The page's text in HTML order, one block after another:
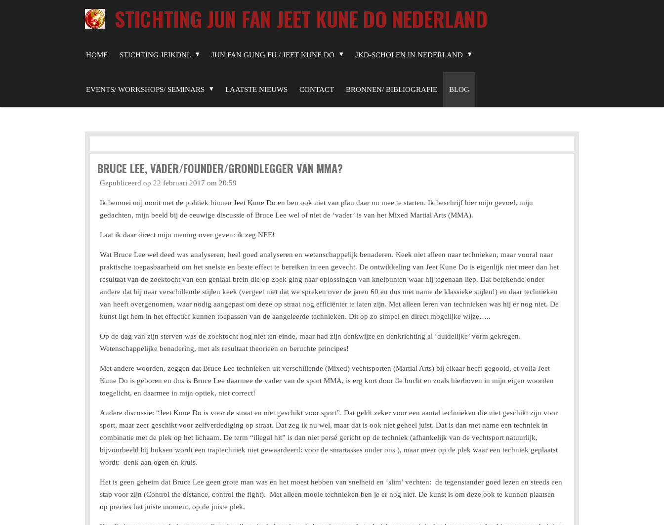
STICHTING JUN FAN JEET KUNE DO NEDERLAND
HOME STICHTING JFJKDNL JUN FAN GUNG FU / JEET KUNE DO JKD-SCHOLEN IN NEDERLAND
EVENTS/ WORKSHOPS/ SEMINARS LAATSTE NIEUWS CONTACT BRONNEN/ BIBLIOGRAFIE BLOG
BRUCE LEE, VADER/FOUNDER/GRONDLEGGER VAN MMA?
Gepubliceerd op 22 februari 2017 om 20:59
Ik bemoei mij nooit met de politiek binnen Jeet Kune Do en ben ook niet van plan daar nu mee te starten. Ik beschrijf hier mijn gevoel, mijn
gedachten, mijn beeld bij de eeuwige discussie of Bruce Lee wel of niet de ‘vader’ is van het Mixed Martial Arts (MMA).
Laat ik daar direct mijn mening over geven: ik zeg NEE!
Wat Bruce Lee wel deed was analyseren, heel goed analyseren en wetenschappelijk benaderen. Keek niet alleen naar technieken, maar vooral naar
praktische toepasbaarheid om het snelste en beste effect te bereiken in een gevecht. De ontwikkeling van Jeet Kune Do is eigenlijk niet meer dan het
resultaat van de zoektocht van een geniaal brein die op zoek ging naar oplossingen van knelpunten waar hij tegenaan liep. Dat betekende onder
andere dat hij naar verschillende stijlen keek (vergeet niet dat we spreken over de jaren 60 en dus met name de klassieke stijlen!) en daar technieken
van heeft overgenomen, waar nodig aangepast om deze op straat nog efficiënter te laten zijn. Met alleen leren van technieken was hij er nog niet. De
kunst ligt hem in het effectief kunnen toepassen van de aangeleerde technieken. Dit op zo simpel en direct mogelijke wijze…..
Op de dag van zijn sterven was de zoektocht nog niet ten einde, maar had zijn denkwijze en denkrichting al ‘duidelijke’ vorm gekregen.
Wetenschappelijke benadering, met als resultaat theorieën en beruchte principes!
Met andere woorden, zeggen dat Bruce Lee technieken uit verschillende (Mixed) vechtsporten (Martial Arts) bij elkaar heeft gegooid, et voila Jeet
Kune Do is geboren en dus is Bruce Lee daarmee de vader van de sport MMA, is erg kort door de bocht en zoals hierboven in mijn eigen woorden
toegelicht, en daarmee in mijn optiek, niet correct!
Andere discussie: “Jeet Kune Do is voor de straat en niet geschikt voor sport”. Dat geldt zeker voor een aantal technieken die niet geschikt zijn voor
sport, maar zeer geschikt voor zelfverdediging op straat. Dat zeg ik nu wel, maar dat is ook niet geheel juist. Dat is dan met name een techniek in
combinatie met de plek op het lichaam. De term “illegal hit” is dan niet persé gericht op de techniek (afhankelijk van de vechtsport natuurlijk,
bijvoorbeeld bij boksen wordt een traptechniek niet gewaardeerd: voor de smartasses onder ons ), maar meer op de plek waar een techniek geplaatst
wordt: denk aan ogen en kruis.
Het is geen geheim dat Bruce Lee geen grote man was en het moest hebben van snelheid en ‘slim’ vechten: de tegenstander goed lezen en steeds een
stap voor zijn (Control the distance, control the fight). Met alleen mooie technieken ben je er nog niet. De kunst is om deze ook te kunnen plaatsen
op precies het juiste moment, op de juiste plek.